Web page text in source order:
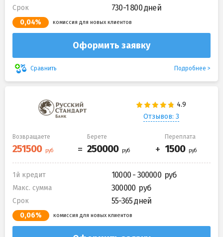
Срок 730-1 800 дней
0,04% комиссия для новых клиентов
Оформить заявку
Сравнить Подробнее
Отзывов: 3
Возвращаете Берете Переплата
1й кредит 10000 - 300000
Макс. сумма 300000
Срок 55-365 дней
0,06% комиссия для новых клиентов